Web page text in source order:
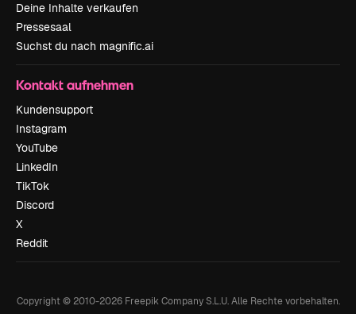
Deine Inhalte verkaufen
Pressesaal
Suchst du nach magnific.ai
Kontakt aufnehmen
Kundensupport
Instagram
YouTube
LinkedIn
TikTok
Discord
X
Reddit
Copyright © 2010-2026Freepik Company S.L.U. Alle Rechte vorbehalten.